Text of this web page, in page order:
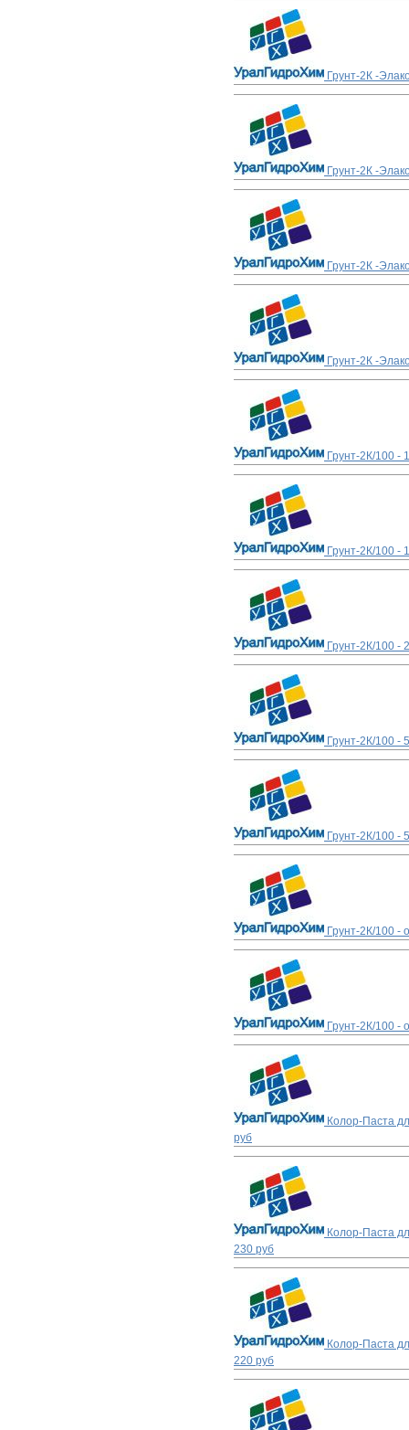
Грунт-2К -
Грунт-2К -
Грунт-2К -
Грунт-2К -
Грунт-2К/100 -
Грунт-2К/100 -
Грунт-2К/100 -
Грунт-2К/100 -
Грунт-2К/100 -
Грунт-2К/100 -
Грунт-2К/100 -
Колор-Паста
руб
Колор-Паста
230 руб
Колор-Паста
220 руб